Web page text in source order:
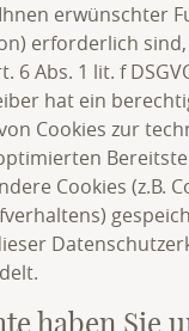
erwünschter
erforderlich
6 Abs. 1 lit. f
hat ein
Cookies zur
Cookies (z.B.
haben Sie